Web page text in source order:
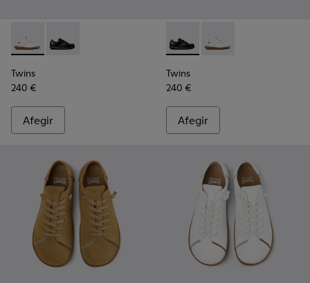
Twins - 16235-099 - Sabates de pell blanques Per a home.
Twins - 16235-100 - Sabates negres de pell adobada
Twins
240 €
Afegir
Twins - 16235-100 -
Twins - 16235-099 -
Twins
240 €
Afegir